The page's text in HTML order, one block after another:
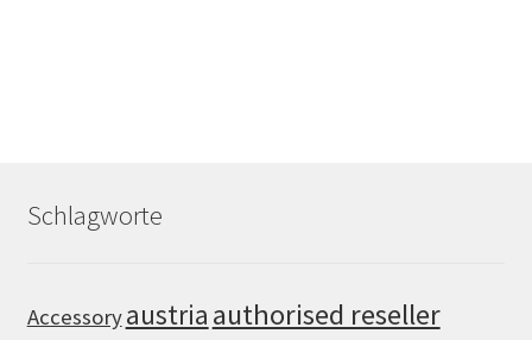
Schlagworte
Accessoryaustria authorised reseller